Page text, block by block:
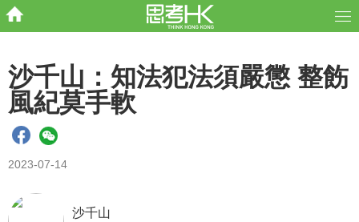
沙千山：知法犯法須嚴懲 整飭
風紀莫手軟
2023-07-14
沙千山